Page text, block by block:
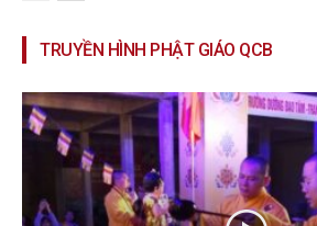
TRUYỀN HÌNH PHẬT GIÁO QCB